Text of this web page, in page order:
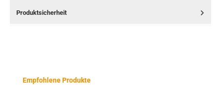
Produktsicherheit
Produktgalerie überspringen
Empfohlene Produkte